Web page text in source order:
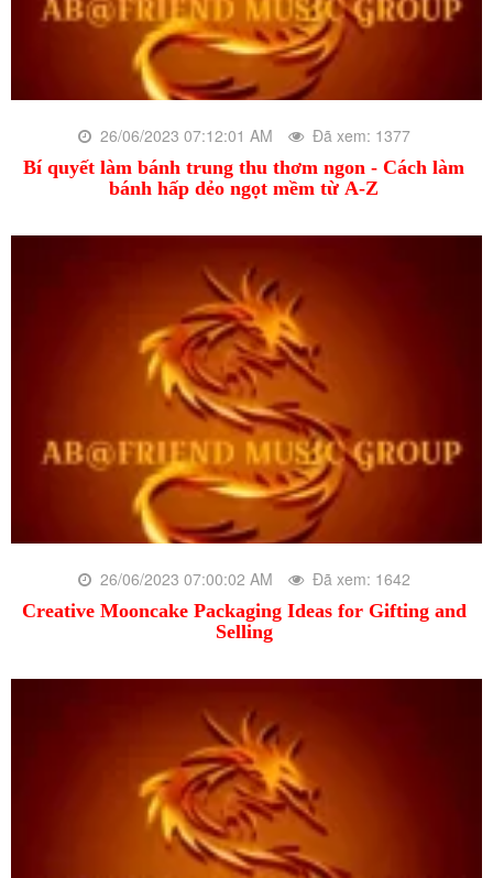
26/06/2023 07:12:01 AM Đã xem: 1377
Bí quyết làm bánh trung thu thơm ngon - Cách làm
bánh hấp dẻo ngọt mềm từ A-Z
26/06/2023 07:00:02 AM Đã xem: 1642
Creative Mooncake Packaging Ideas for Gifting and
Selling